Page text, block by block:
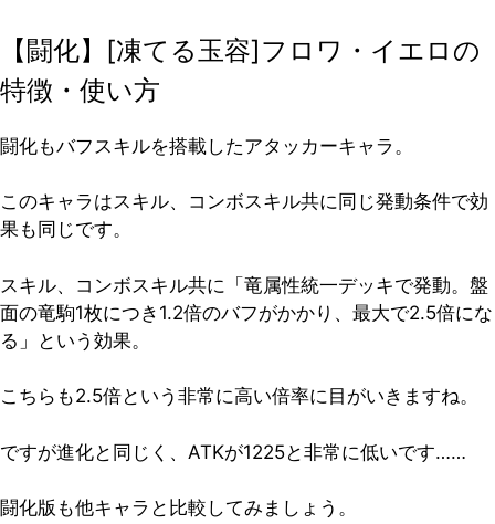
【闘化】[凍てる玉容]フロワ・イエロの
特徴・使い方
闘化もバフスキルを搭載したアタッカーキャラ。
このキャラはスキル、コンボスキル共に同じ発動条件で効
果も同じです。
スキル、コンボスキル共に「竜属性統一デッキで発動。盤
面の竜駒1枚につき1.2倍のバフがかかり、最大で2.5倍にな
る」という効果。
こちらも2.5倍という非常に高い倍率に目がいきますね。
ですが進化と同じく、ATKが1225と非常に低いです……
闘化版も他キャラと比較してみましょう。